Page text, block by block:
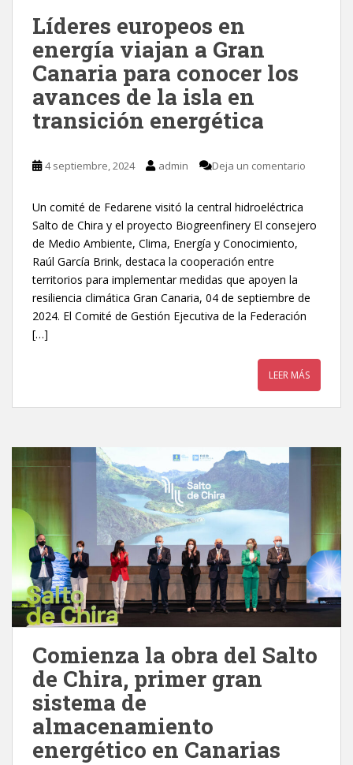
Líderes europeos en
energía viajan a Gran
Canaria para conocer los
avances de la isla en
transición energética
4 septiembre, 2024 admin Deja un comentario
Un comité de Fedarene visitó la central hidroeléctrica
Salto de Chira y el proyecto Biogreenfinery El consejero
de Medio Ambiente, Clima, Energía y Conocimiento,
Raúl García Brink, destaca la cooperación entre
territorios para implementar medidas que apoyen la
resiliencia climática Gran Canaria, 04 de septiembre de
2024. El Comité de Gestión Ejecutiva de la Federación
[…]
LEER MÁS
Comienza la obra del Salto
de Chira, primer gran
sistema de
almacenamiento
energético en Canarias